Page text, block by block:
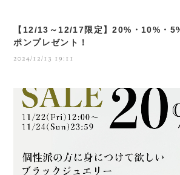
【12/13～12/17限定】20%・10%・
ポンプレゼント！
2024/12/13 19:11